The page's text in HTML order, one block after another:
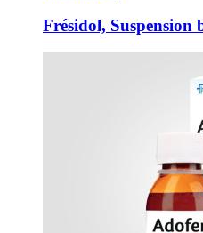
Frésidol, Suspension